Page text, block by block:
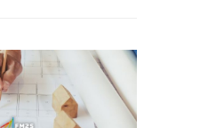
del usuario.
de Trello